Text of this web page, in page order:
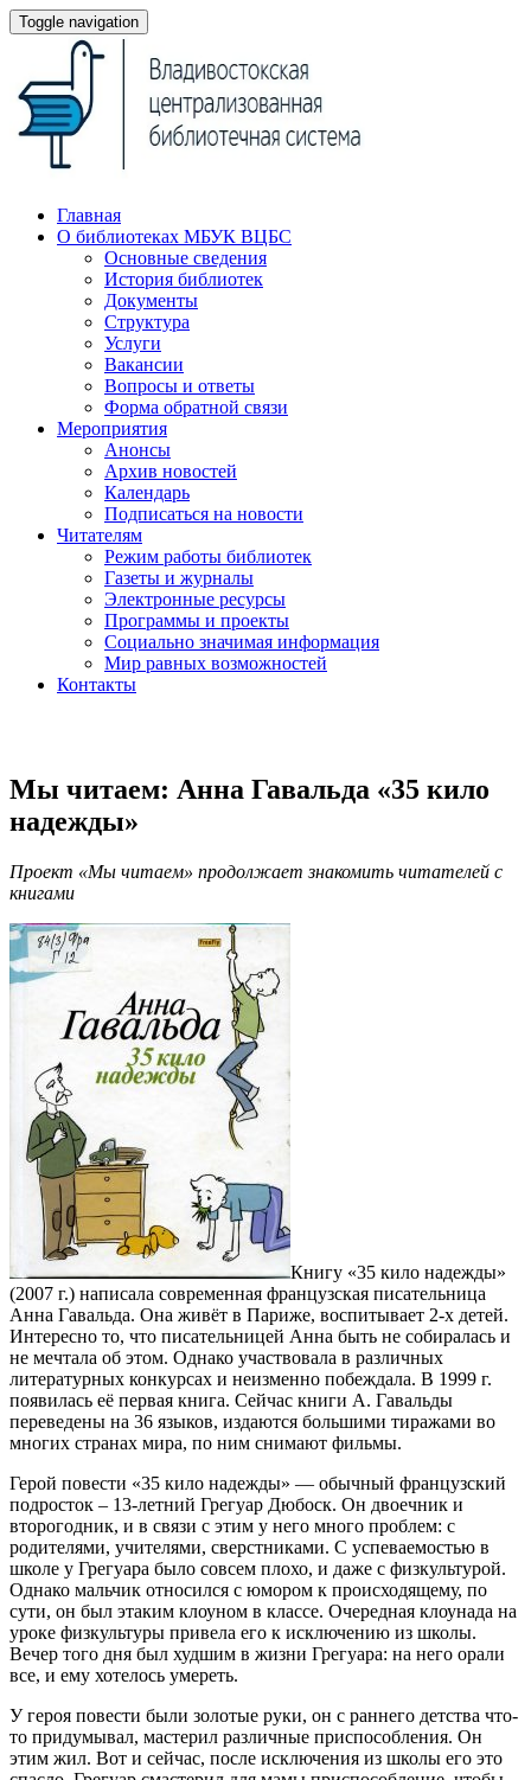
Toggle navigation
Главная
О библиотеках МБУК ВЦБС
Основные сведения
История библиотек
Документы
Структура
Услуги
Вакансии
Вопросы и ответы
Форма обратной связи
Мероприятия
Анонсы
Архив новостей
Календарь
Подписаться на новости
Читателям
Режим работы библиотек
Газеты и журналы
Электронные ресурсы
Программы и проекты
Социально значимая информация
Мир равных возможностей
Контакты
Мы читаем: Анна Гавальда «35 кило
надежды»
Проект «Мы читаем» продолжает знакомить читателей с
книгами
Книгу «35 кило надежды»
(2007 г.) написала современная французская писательница
Анна Гавальда. Она живёт в Париже, воспитывает 2-х детей.
Интересно то, что писательницей Анна быть не собиралась и
не мечтала об этом. Однако участвовала в различных
литературных конкурсах и неизменно побеждала. В 1999 г.
появилась её первая книга. Сейчас книги А. Гавальды
переведены на 36 языков, издаются большими тиражами во
многих странах мира, по ним снимают фильмы.
Герой повести «35 кило надежды» — обычный французский
подросток – 13-летний Грегуар Дюбоск. Он двоечник и
второгодник, и в связи с этим у него много проблем: с
родителями, учителями, сверстниками. С успеваемостью в
школе у Грегуара было совсем плохо, и даже с физкультурой.
Однако мальчик относился с юмором к происходящему, по
сути, он был этаким клоуном в классе. Очередная клоунада на
уроке физкультуры привела его к исключению из школы.
Вечер того дня был худшим в жизни Грегуара: на него орали
все, и ему хотелось умереть.
У героя повести были золотые руки, он с раннего детства что-
то придумывал, мастерил различные приспособления. Он
этим жил. Вот и сейчас, после исключения из школы его это